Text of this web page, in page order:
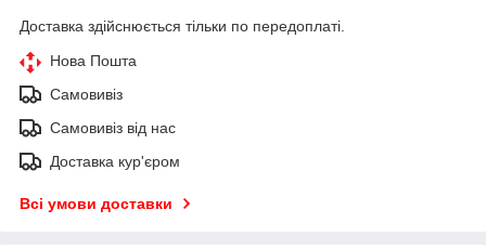
Доставка здійснюється тільки по передоплаті.
Нова Пошта
Самовивіз
Самовивіз від нас
Доставка кур'єром
Всі умови доставки